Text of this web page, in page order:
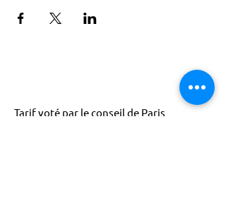
Tarif voté par le conseil de Paris